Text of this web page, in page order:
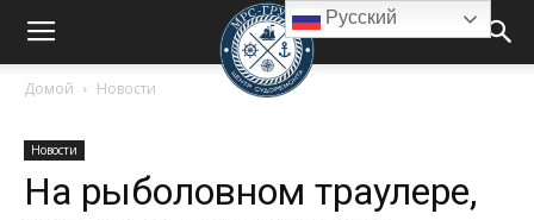
Домой Новости
Новости
На рыболовном траулере,
Русский